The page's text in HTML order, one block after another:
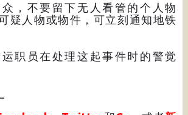
，不要留下无人看管的个人物
疑人物或物件，可立刻通知地铁
职员在处理这起事件时的警觉